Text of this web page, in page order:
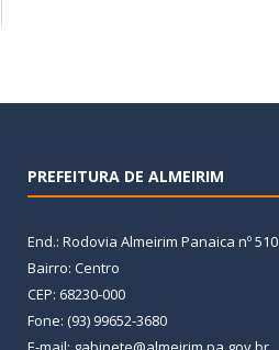
PREFEITURA DE ALMEIRIM
End.: Rodovia Almeirim Panaica nº 510
Bairro: Centro
CEP: 68230-000
Fone: (93) 99652-3680